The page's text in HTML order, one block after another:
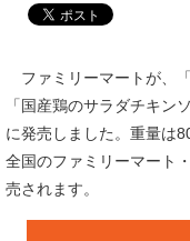
ファミリーマートが、
「国産鶏のサラダチキン
に発売しました。重量は
全国のファミリーマート
売されます。